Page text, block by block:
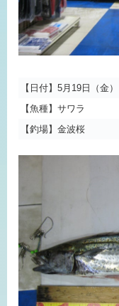
【日付】5月19日（金）
【魚種】サワラ
【釣場】金波桜